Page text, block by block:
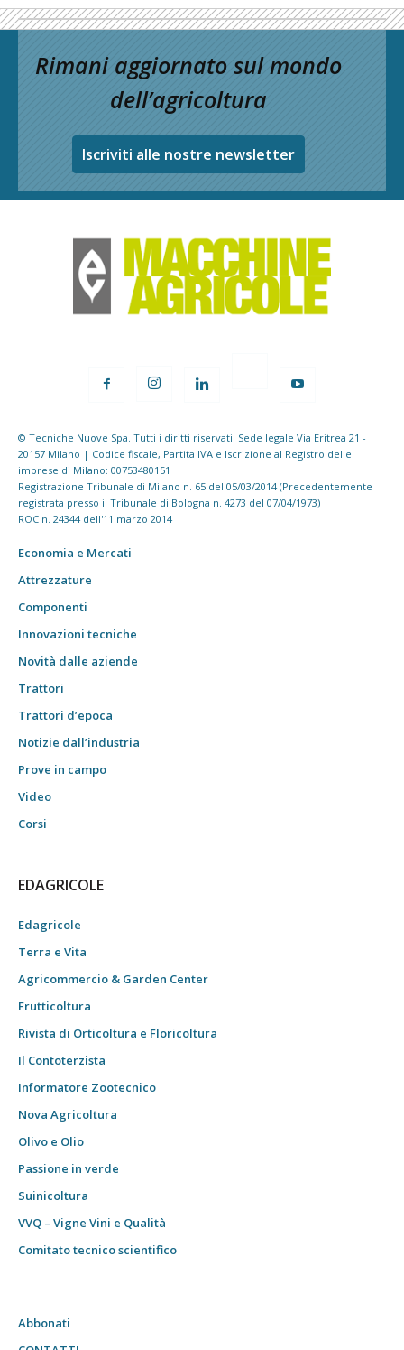
Rimani aggiornato sul mondo
dell’agricoltura
Iscriviti alle nostre newsletter
© Tecniche Nuove Spa. Tutti i diritti riservati. Sede legale Via Eritrea 21 -
20157 Milano | Codice fiscale, Partita IVA e Iscrizione al Registro delle
imprese di Milano: 00753480151
Registrazione Tribunale di Milano n. 65 del 05/03/2014 (Precedentemente
registrata presso il Tribunale di Bologna n. 4273 del 07/04/1973)
ROC n. 24344 dell'11 marzo 2014
Economia e Mercati
Attrezzature
Componenti
Innovazioni tecniche
Novità dalle aziende
Trattori
Trattori d’epoca
Notizie dall’industria
Prove in campo
Video
Corsi
EDAGRICOLE
Edagricole
Terra e Vita
Agricommercio & Garden Center
Frutticoltura
Rivista di Orticoltura e Floricoltura
Il Contoterzista
Informatore Zootecnico
Nova Agricoltura
Olivo e Olio
Passione in verde
Suinicoltura
VVQ – Vigne Vini e Qualità
Comitato tecnico scientifico
Abbonati